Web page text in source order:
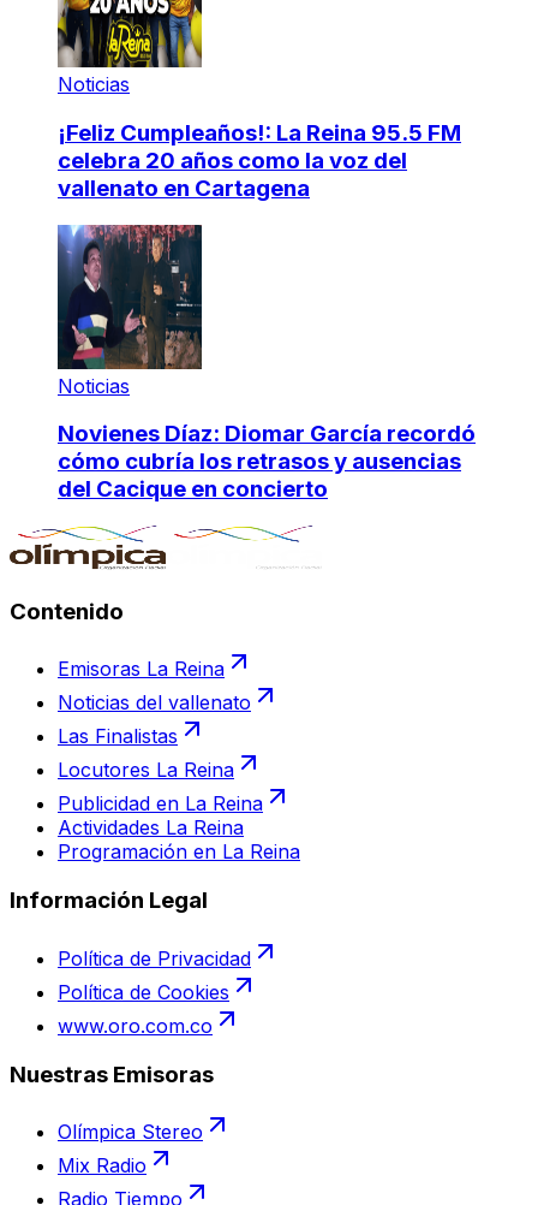
Noticias
¡Feliz Cumpleaños!: La Reina 95.5 FM
celebra 20 años como la voz del
vallenato en Cartagena
Noticias
Novienes Díaz: Diomar García recordó
cómo cubría los retrasos y ausencias
del Cacique en concierto
Contenido
Emisoras La Reina
Noticias del vallenato
Las Finalistas
Locutores La Reina
Publicidad en La Reina
Actividades La Reina
Programación en La Reina
Información Legal
Política de Privacidad
Política de Cookies
www.oro.com.co
Nuestras Emisoras
Olímpica Stereo
Mix Radio
Radio Tiempo